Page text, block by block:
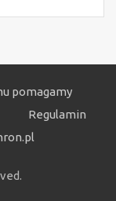
pomagamy
Regulamin